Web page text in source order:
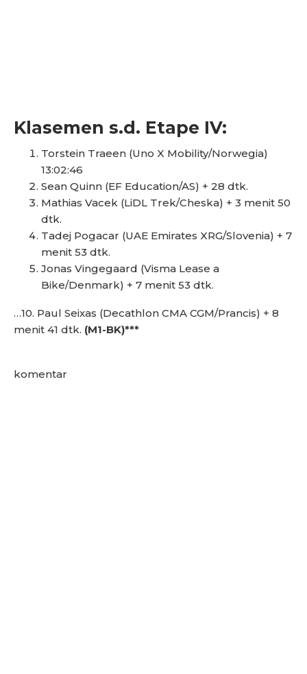
Klasemen s.d. Etape IV:
Torstein Traeen (Uno X Mobility/Norwegia)
13:02:46
Sean Quinn (EF Education/AS) + 28 dtk.
Mathias Vacek (LiDL Trek/Cheska) + 3 menit 50
dtk.
Tadej Pogacar (UAE Emirates XRG/Slovenia) + 7
menit 53 dtk.
Jonas Vingegaard (Visma Lease a
Bike/Denmark) + 7 menit 53 dtk.
…10. Paul Seixas (Decathlon CMA CGM/Prancis) + 8
menit 41 dtk. (M1-BK)***
komentar